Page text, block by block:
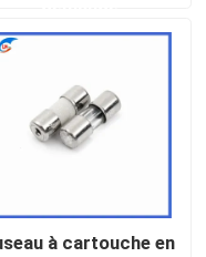
à cartouche en